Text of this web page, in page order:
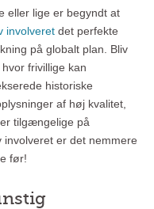
eller lige er begyndt at
involveret det perfekte
på globalt plan. Bliv
frivillige kan
historiske
af høj kvalitet,
tilgængelige på
involveret er det nemmere
før!